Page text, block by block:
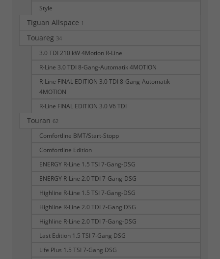
Style
Tiguan Allspace 1
Touareg 34
3.0 TDI 210 kW 4Motion R-Line
R-Line 3.0 TDI 8-Gang-Automatik 4MOTION
R-Line FINAL EDITION 3.0 TDI 8-Gang-Automatik
4MOTION
R-Line FINAL EDITION 3.0 V6 TDI
Touran 62
Comfortline BMT/Start-Stopp
Comfortline Edition
ENERGY R-Line 1.5 TSI 7-Gang-DSG
ENERGY R-Line 2.0 TDI 7-Gang-DSG
Highline R-Line 1.5 TSI 7-Gang-DSG
Highline R-Line 2.0 TDI 7-Gang DSG
Highline R-Line 2.0 TDI 7-Gang-DSG
Last Edition 1.5 TSI 7-Gang DSG
Life Plus 1.5 TSI 7-Gang DSG